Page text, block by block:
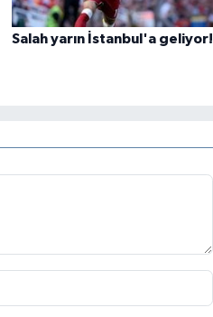
Salah yarın İstanbul'a geliyor!